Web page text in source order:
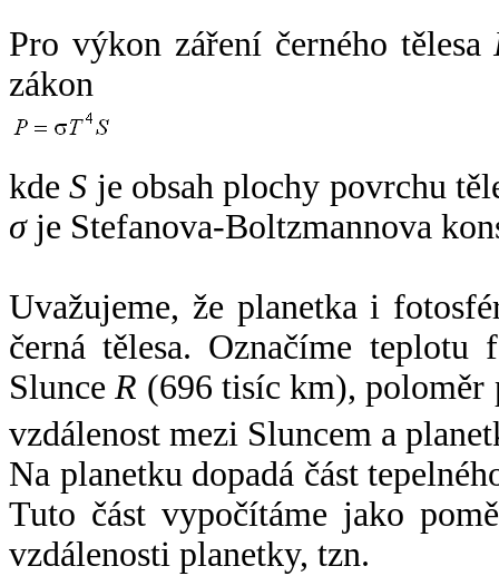
Pro výkon záření černého tělesa
zákon
kdeS je obsah plochy povrchu
σje Stefanova-Boltzmannova
Uvažujeme, že planetka i
černá tělesa. Označíme
SlunceR (696 tisíc km),
vzdálenost mezi Sluncem a
Na planetku dopadá část
Tuto část vypočítáme jako
vzdálenosti planetky, tzn.